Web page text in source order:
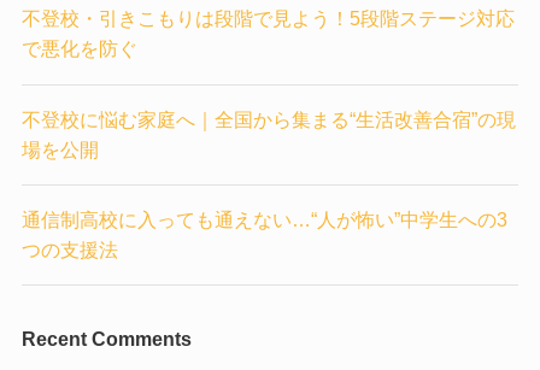
不登校・引きこもりは段階で見よう！5段階ステージ対応
で悪化を防ぐ
不登校に悩む家庭へ｜全国から集まる“生活改善合宿”の現
場を公開
通信制高校に入っても通えない…“人が怖い”中学生への3
つの支援法
Recent Comments